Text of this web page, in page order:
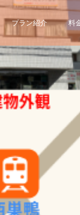
プラン紹介 料